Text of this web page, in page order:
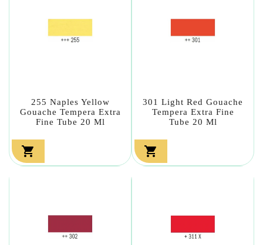
255 Naples Yellow
Gouache Tempera Extra
Fine Tube 20 Ml

301 Light Red Gouache
Tempera Extra Fine
Tube 20 Ml
